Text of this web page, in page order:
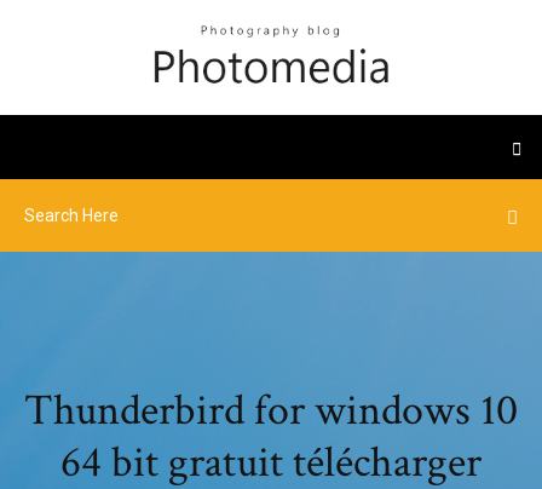
Thunderbird for windows 10
64 bit gratuit télécharger